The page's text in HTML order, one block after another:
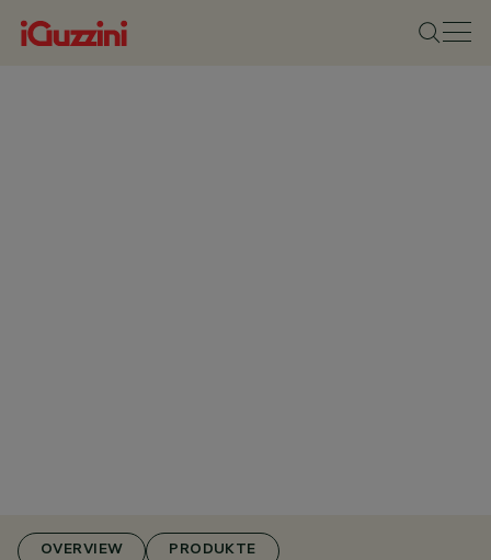
LEUCHTEN FÜR
OVERVIEW PRODUKTE